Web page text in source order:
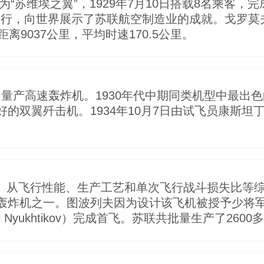
“苏维埃之翼”，1929年7月10日搭载8名乘客，
，向世界展示了苏联航空制造业的成就。戈罗
9037公里，平均时速170.5公里。
产高速轰炸机。1930年代中期同类机型中最出
的双翼歼击机。1934年10月7日由试飞员康斯坦
从飞行性能、生产工艺和单次飞行战斗损失比等
炸机之一。图波列夫因为设计该飞机被授予少将
）完成首飞。苏联共批量生产了2600